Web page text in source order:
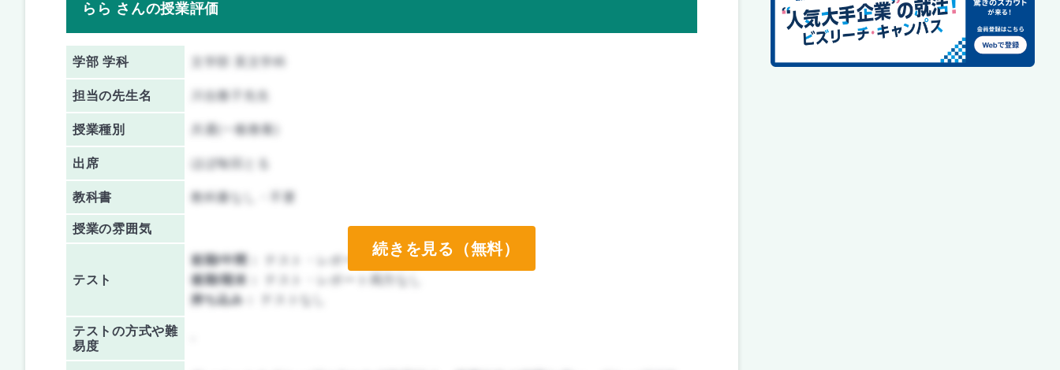
らら さんの授業評価
学部 学科
担当の先生名 川合雅子先生
授業種別 共通(一般教養)
出席 ほぼ毎回とる
教科書 教科書なし・不要
授業の雰囲気
テスト
前期/中間：
テスト・レポート両方なし
後期/期末：
持ち込み：
テストの方式や難
易度
続きを見る（無料）